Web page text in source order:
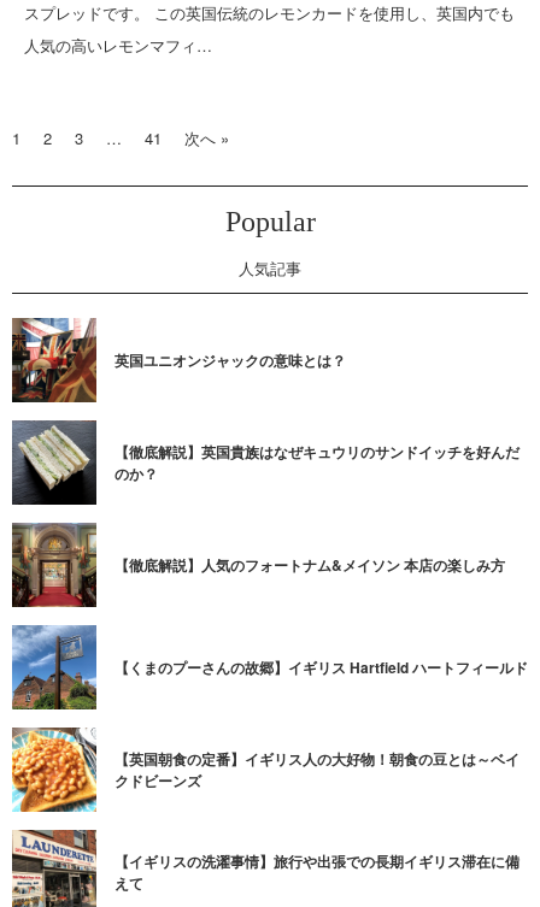
スプレッドです。 この英国伝統のレモンカードを使用し、英国内でも
人気の高いレモンマフィ…
1 2 3 … 41 次へ »
Popular
人気記事
英国ユニオンジャックの意味とは？
【徹底解説】英国貴族はなぜキュウリのサンドイッチを好んだ
のか？
【徹底解説】人気のフォートナム&メイソン 本店の楽しみ方
【くまのプーさんの故郷】イギリス Hartfield ハートフィールド
【英国朝食の定番】イギリス人の大好物！朝食の豆とは～ベイ
クドビーンズ
【イギリスの洗濯事情】旅行や出張での長期イギリス滞在に備
えて